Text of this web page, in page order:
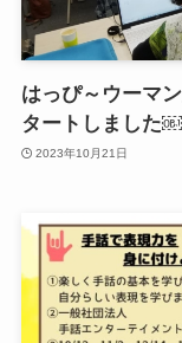
はっぴ～ウーマ
タートしました￼
2023年10月21日